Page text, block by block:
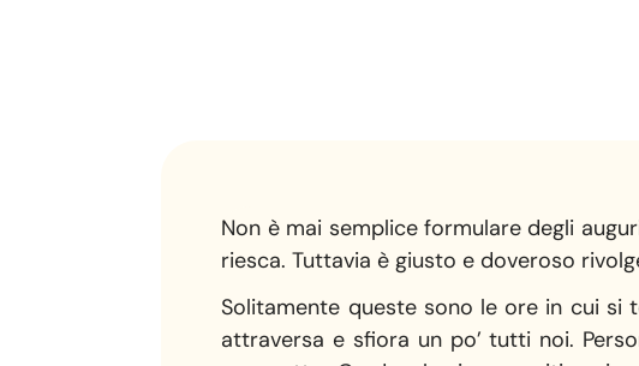
Non è mai semplice formulare degli
riesca. Tuttavia è giusto e doveroso
Solitamente queste sono le ore in cui si
attraversa e sfiora un po’ tutti noi.